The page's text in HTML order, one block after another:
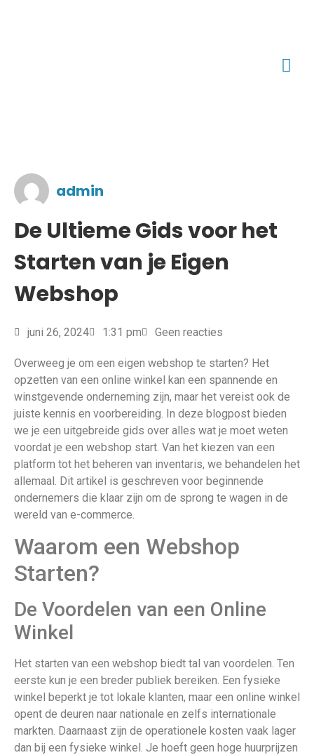
admin
De Ultieme Gids voor het
Starten van je Eigen
Webshop
juni 26, 2024 1:31 pm Geen reacties
Overweeg je om een eigen webshop te starten? Het
opzetten van een online winkel kan een spannende en
winstgevende onderneming zijn, maar het vereist ook de
juiste kennis en voorbereiding. In deze blogpost bieden
we je een uitgebreide gids over alles wat je moet weten
voordat je een webshop start. Van het kiezen van een
platform tot het beheren van inventaris, we behandelen het
allemaal. Dit artikel is geschreven voor beginnende
ondernemers die klaar zijn om de sprong te wagen in de
wereld van e-commerce.
Waarom een Webshop
Starten?
De Voordelen van een Online
Winkel
Het starten van een webshop biedt tal van voordelen. Ten
eerste kun je een breder publiek bereiken. Een fysieke
winkel beperkt je tot lokale klanten, maar een online winkel
opent de deuren naar nationale en zelfs internationale
markten. Daarnaast zijn de operationele kosten vaak lager
dan bij een fysieke winkel. Je hoeft geen hoge huurprijzen